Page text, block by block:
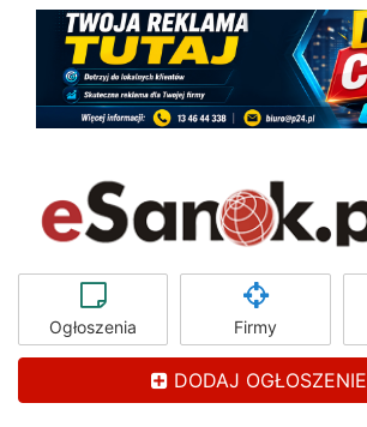
Ogłoszenia Firmy
DODAJ OGŁOSZENIE